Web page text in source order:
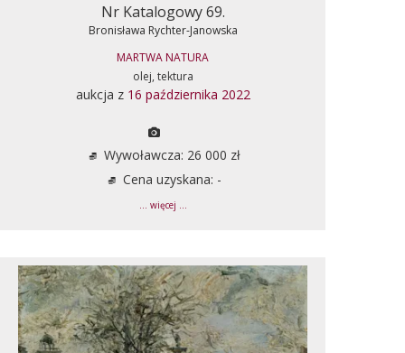
Nr Katalogowy 69.
Bronisława Rychter-Janowska
MARTWA NATURA
olej, tektura
aukcja z 16 października 2022
Wywoławcza: 26 000 zł
Cena uzyskana: -
... więcej ...